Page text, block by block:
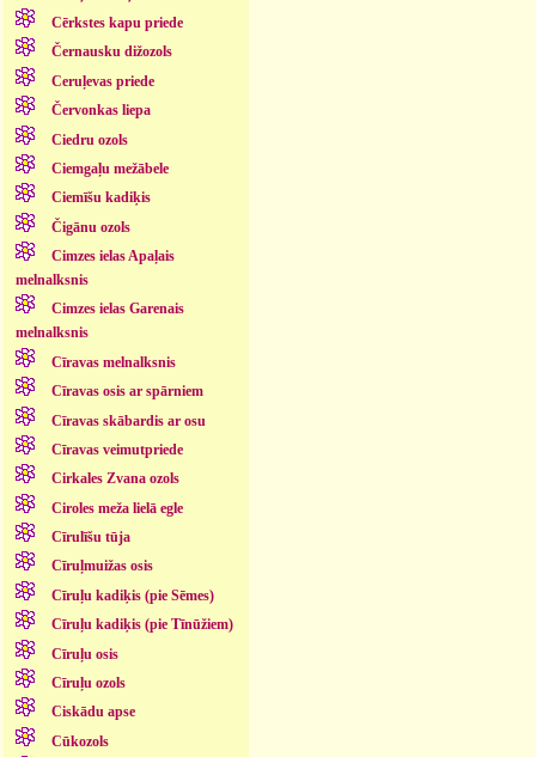
Cērkstes kapu priede
Černausku dižozols
Ceruļevas priede
Červonkas liepa
Ciedru ozols
Ciemgaļu mežābele
Ciemīšu kadiķis
Čigānu ozols
Cimzes ielas Apaļais
melnalksnis
Cimzes ielas Garenais
melnalksnis
Cīravas melnalksnis
Cīravas osis ar spārniem
Cīravas skābardis ar osu
Cīravas veimutpriede
Cirkales Zvana ozols
Ciroles meža lielā egle
Cīrulīšu tūja
Cīruļmuižas osis
Cīruļu kadiķis (pie Sēmes)
Cīruļu kadiķis (pie Tīnūžiem)
Cīruļu osis
Cīruļu ozols
Ciskādu apse
Cūkozols